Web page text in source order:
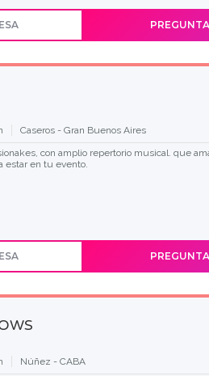
Caseros - Gran Buenos Aires
con amplio repertorio musical. que
estar en tu evento.
Núñez - CABA